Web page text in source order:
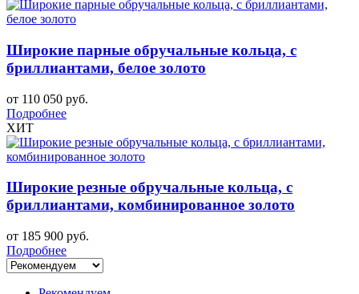
Широкие парные обручальные кольца, с
бриллиантами, белое золото
от 110 050 руб.
Подробнее
ХИТ
Широкие резные обручальные кольца, с
бриллиантами, комбинированное золото
от 185 900 руб.
Подробнее